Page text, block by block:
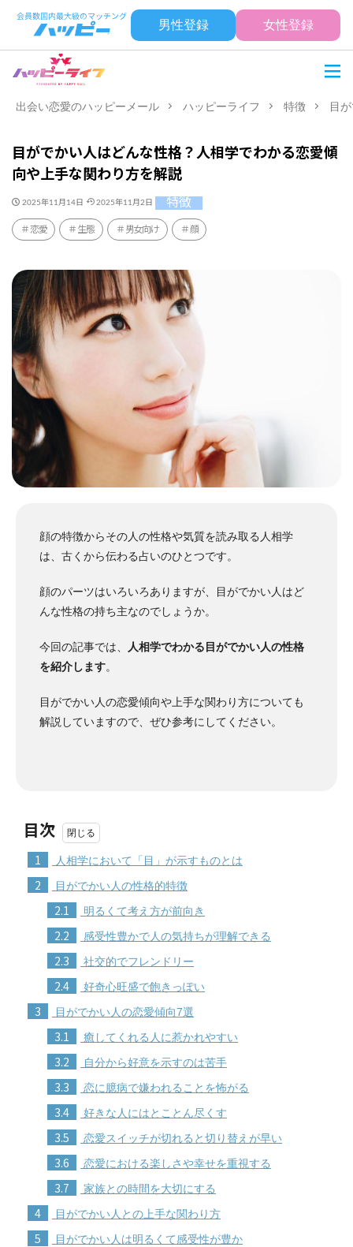
男性登録 女性登録
出会い恋愛のハッピーメール ハッピーライフ 特徴 目
目がでかい人はどんな性格？人相学でわかる恋愛傾
向や上手な関わり方を解説
2025年11月14日 2025年11月2日 特徴
恋愛 生態 男女向け 顔
顔の特徴からその人の性格や気質を読み取る人相学
は、古くから伝わる占いのひとつです。
顔のパーツはいろいろありますが、目がでかい人はど
んな性格の持ち主なのでしょうか。
今回の記事では、
人相学でわかる目がでかい人の性格
を紹介します。
目がでかい人の恋愛傾向や上手な関わり方についても
解説していますので、ぜひ参考にしてください。
目次
1 人相学において「目」が示すものとは
2 目がでかい人の性格的特徴
2.1 明るくて考え方が前向き
2.2 感受性豊かで人の気持ちが理解できる
2.3 社交的でフレンドリー
2.4 好奇心旺盛で飽きっぽい
3 目がでかい人の恋愛傾向7選
3.1 癒してくれる人に惹かれやすい
3.2 自分から好意を示すのは苦手
3.3 恋に臆病で嫌われることを怖がる
3.4 好きな人にはとことん尽くす
3.5 恋愛スイッチが切れると切り替えが早い
3.6 恋愛における楽しさや幸せを重視する
3.7 家族との時間を大切にする
4 目がでかい人との上手な関わり方
5 目がでかい人は明るくて感受性が豊か